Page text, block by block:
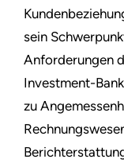
sein
Anforderungen
Investment-
zu